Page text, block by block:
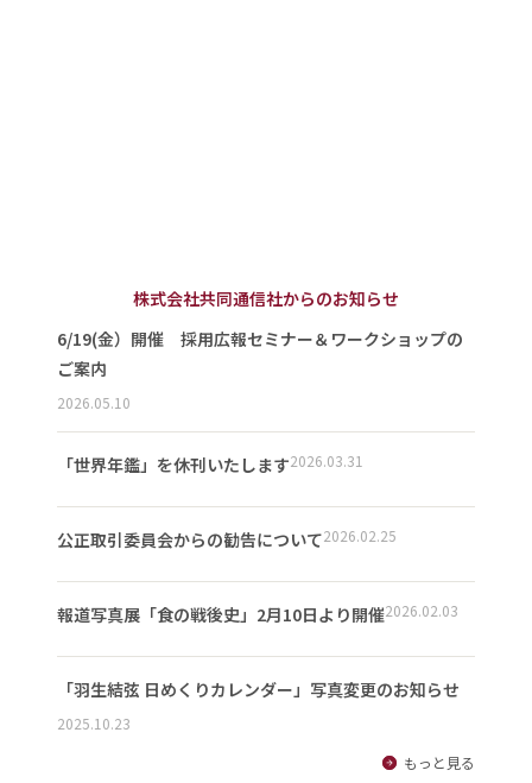
株式会社共同通信社からのお知らせ
6/19(金）開催 採用広報セミナー＆ワークショップの
ご案内
2026.05.10
「世界年鑑」を休刊いたします2026.03.31
公正取引委員会からの勧告について2026.02.25
報道写真展「食の戦後史」2月10日より開催2026.02.03
「羽生結弦 日めくりカレンダー」写真変更のお知らせ
2025.10.23
もっと見る